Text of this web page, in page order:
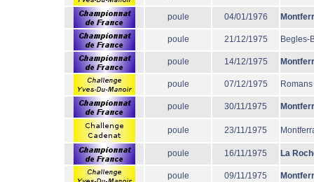
poule 04/01/1976
poule 21/12/1975 Begles-
poule 14/12/1975
poule 07/12/1975 Romans
poule 30/11/1975
poule 23/11/1975
poule 16/11/1975 La
poule 09/11/1975